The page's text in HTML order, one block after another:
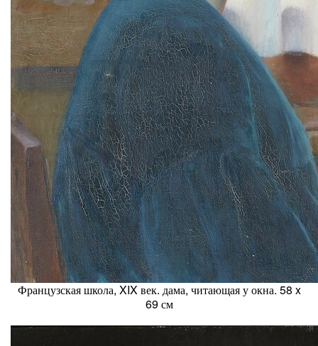
Французская школа, XIX век. дама, читающая у окна. 58 x
69 см